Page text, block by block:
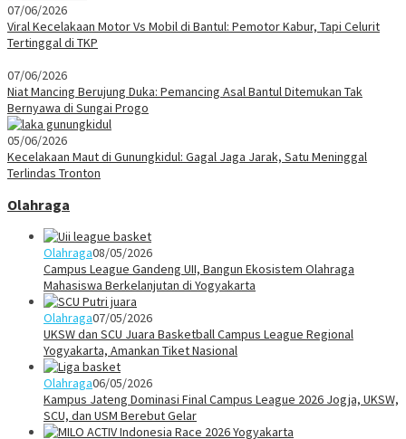
07/06/2026
Viral Kecelakaan Motor Vs Mobil di Bantul: Pemotor Kabur, Tapi Celurit
Tertinggal di TKP
07/06/2026
Niat Mancing Berujung Duka: Pemancing Asal Bantul Ditemukan Tak
Bernyawa di Sungai Progo
05/06/2026
Kecelakaan Maut di Gunungkidul: Gagal Jaga Jarak, Satu Meninggal
Terlindas Tronton
Olahraga
Olahraga08/05/2026
Campus League Gandeng UII, Bangun Ekosistem Olahraga
Mahasiswa Berkelanjutan di Yogyakarta
Olahraga07/05/2026
UKSW dan SCU Juara Basketball Campus League Regional
Yogyakarta, Amankan Tiket Nasional
Olahraga06/05/2026
Kampus Jateng Dominasi Final Campus League 2026 Jogja, UKSW,
SCU, dan USM Berebut Gelar